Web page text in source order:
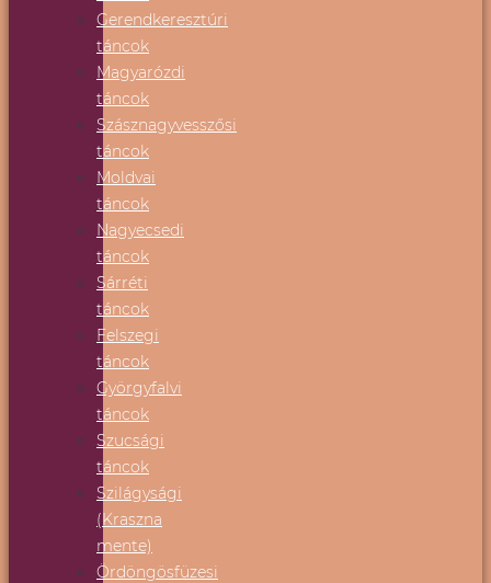
Gerendkeresztúri
táncok
Magyarózdi
táncok
Szásznagyvesszősi
táncok
Moldvai
táncok
Nagyecsedi
táncok
Sárréti
táncok
Felszegi
táncok
Györgyfalvi
táncok
Szucsági
táncok
Szilágysági
(Kraszna
mente)
Ördöngösfüzesi